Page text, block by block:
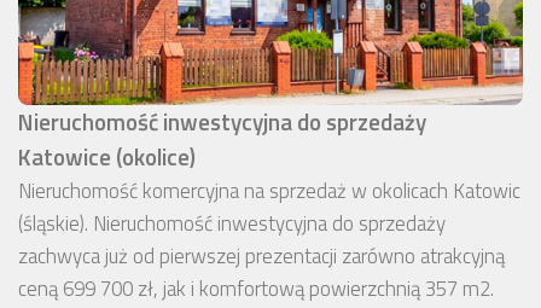
Nieruchomość inwestycyjna do sprzedaży
Katowice (okolice)
Nieruchomość komercyjna na sprzedaż w okolicach Katowic
(śląskie). Nieruchomość inwestycyjna do sprzedaży
zachwyca już od pierwszej prezentacji zarówno atrakcyjną
ceną 699 700 zł, jak i komfortową powierzchnią 357 m2.